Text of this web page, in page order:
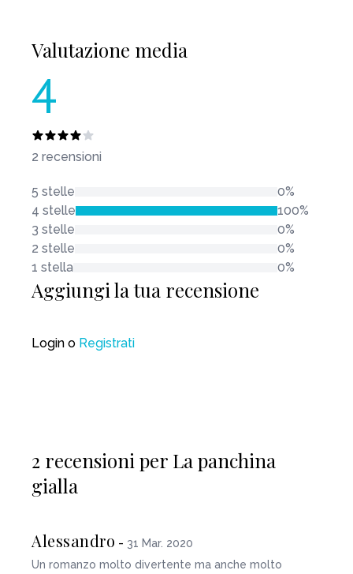
Valutazione media
4
2 recensioni
5 stelle
0%
4 stelle
100%
3 stelle
0%
2 stelle
0%
1 stella
0%
Aggiungi la tua recensione
Login o Registrati
2 recensioni per La panchina
gialla
Alessandro - 31 Mar. 2020
Un romanzo molto divertente ma anche molto